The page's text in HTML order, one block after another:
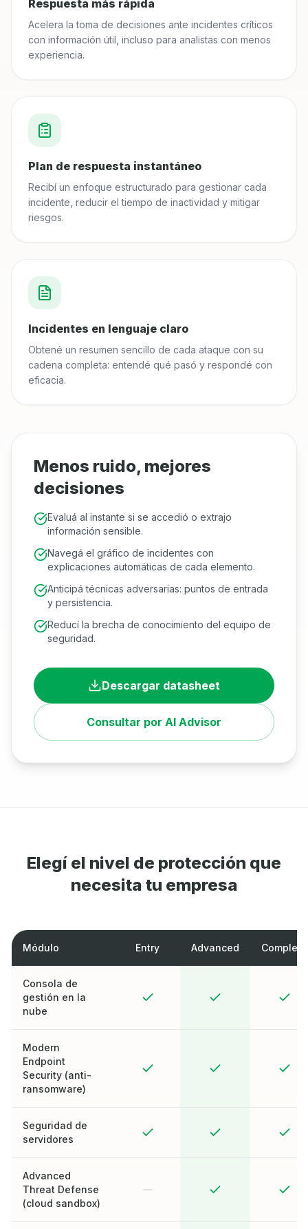
Respuesta más rápida
Acelera la toma de decisiones ante incidentes críticos
con información útil, incluso para analistas con menos
experiencia.
Plan de respuesta instantáneo
Recibí un enfoque estructurado para gestionar cada
incidente, reducir el tiempo de inactividad y mitigar
riesgos.
Incidentes en lenguaje claro
Obtené un resumen sencillo de cada ataque con su
cadena completa: entendé qué pasó y respondé con
eficacia.
Menos ruido, mejores
decisiones
Evaluá al instante si se accedió o extrajo
información sensible.
Navegá el gráfico de incidentes con
explicaciones automáticas de cada elemento.
Anticipá técnicas adversarias: puntos de entrada
y persistencia.
Reducí la brecha de conocimiento del equipo de
seguridad.
Descargar datasheet
Consultar por AI Advisor
Elegí el nivel de protección que
necesita tu empresa
Módulo Entry Advanced Complete
Consola de
gestión en la
nube
Modern
Endpoint
Security (anti-
ransomware)
Seguridad de
servidores
Advanced
Threat Defense
(cloud sandbox)